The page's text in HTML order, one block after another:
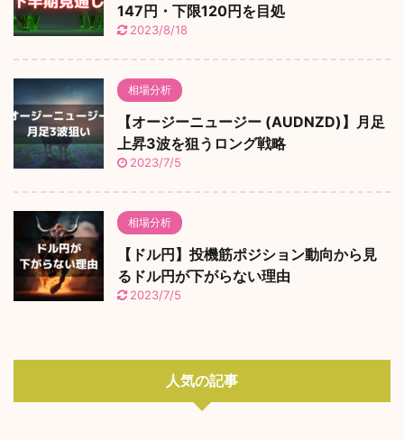
147円・下限120円を目処
2023/8/18
相場分析
【オージーニュージー (AUDNZD)】月足
上昇3波を狙うロング戦略
2023/7/5
相場分析
【ドル円】投機筋ポジション動向から見
るドル円が下がらない理由
2023/7/5
人気の記事